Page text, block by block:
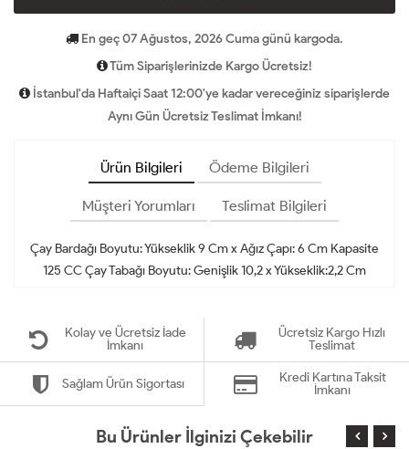
En geç 07 Ağustos, 2026 Cuma günü kargoda.
Tüm Siparişlerinizde Kargo Ücretsiz!
İstanbul'da Haftaiçi Saat 12:00'ye kadar vereceğiniz siparişlerde
Aynı Gün Ücretsiz Teslimat İmkanı!
Ürün Bilgileri Ödeme Bilgileri
Müşteri Yorumları Teslimat Bilgileri
Çay Bardağı Boyutu: Yükseklik 9 Cm x Ağız Çapı: 6 Cm Kapasite
125 CC Çay Tabağı Boyutu: Genişlik 10,2 x Yükseklik:2,2 Cm
Kolay ve Ücretsiz İade
İmkanı
Ücretsiz Kargo Hızlı
Teslimat
Sağlam Ürün Sigortası
Kredi Kartına Taksit
İmkanı
Bu Ürünler İlginizi Çekebilir